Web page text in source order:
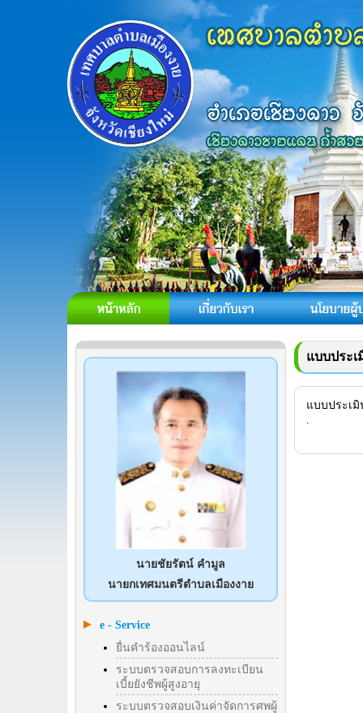
นายชัยรัตน์ คำมูล
นายกเทศมนตรีตำบลเมืองงาย
e - Service
ยื่นคำร้องออนไลน์
ระบบตรวจสอบการลงทะเบียน
เบี้ยยังชีพผู้สูงอายุ
ระบบตรวจสอบเงินค่าจัดการศพผู้
แบบประ
แบบประเ
.